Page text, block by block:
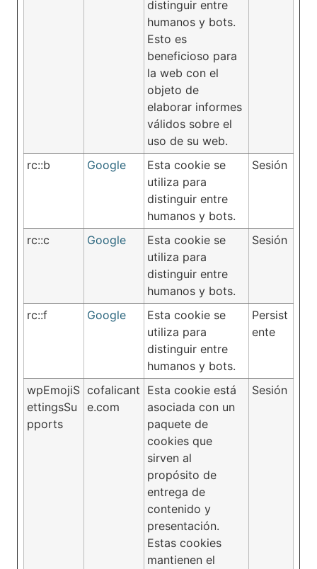
distinguir entre
humanos y bots.
Esto es
beneficioso para
la web con el
objeto de
elaborar informes
válidos sobre el
uso de su web.
rc::b
Google
Esta cookie se
utiliza para
distinguir entre
humanos y bots.
Sesión
rc::c Google
Esta cookie se
utiliza para
distinguir entre
humanos y bots.
Sesión
rc::f Google
Esta cookie se
utiliza para
distinguir entre
humanos y bots.
Persist
ente
wpEmojiS
ettingsSu
pports
cofalicant
e.com
Esta cookie está
asociada con un
paquete de
cookies que
sirven al
propósito de
entrega de
contenido y
presentación.
Estas cookies
mantienen el
Sesión